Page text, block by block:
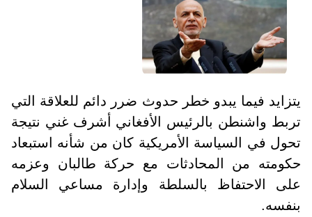
يتزايد فيما يبدو خطر حدوث ضرر دائم للعلاقة التي
تربط واشنطن بالرئيس الأفغاني أشرف غني نتيجة
تحول في السياسة الأمريكية كان من شأنه استبعاد
حكومته من المحادثات مع حركة طالبان وعزمه
على الاحتفاظ بالسلطة وإدارة مساعي السلام
بنفسه.